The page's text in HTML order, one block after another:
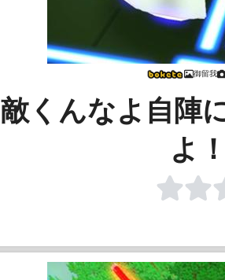
御留我
敵くんなよ自陣
よ！